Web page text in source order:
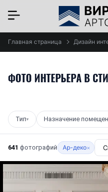
Главная страница Дизайн
ФОТО ИНТЕРЬЕРА В
Тип▾ Назначение
641 фотографий Ар-деко×